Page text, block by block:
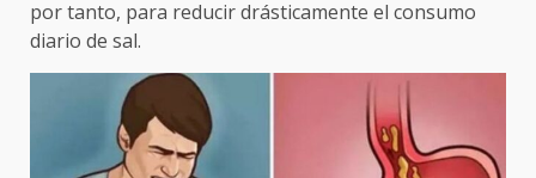
por tanto, para reducir drásticamente el consumo
diario de sal.